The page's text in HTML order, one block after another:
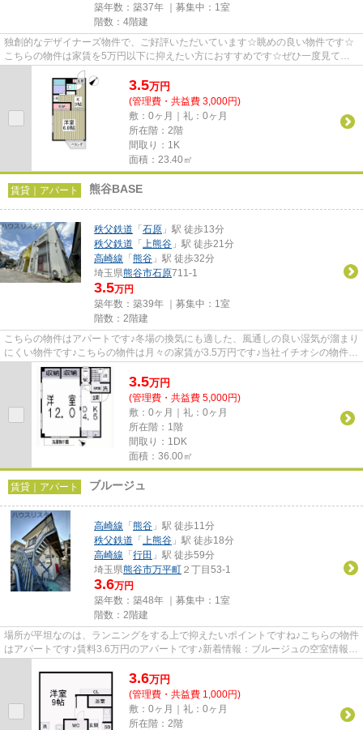
築年数：築37年 ｜募集中： 1室
階数：4階建
独創的なデザイナーズ物件で、ご好評いただいています☆眺めの良い物件です☆
こちらの物件は家賃を5万円以下に抑えたい方におすすめです☆ぜひ一度見てい
ただきたい、「日成マンション」...
3.5万円
(管理費・共益費 3,000円)
敷：0ヶ月｜礼：0ヶ月
所在階：2階
間取り：1K
面積：23.40㎡
賃貸｜アパート 熊谷BASE
秩父鉄道 「 石原 」駅 徒歩13分
秩父鉄道 「 上熊谷 」駅 徒歩21分
高崎線 「 熊谷 」駅 徒歩32分
埼玉県熊谷市石原711-1
3.5万円
築年数：築39年 ｜募集中： 1室
階数：2階建
こちらの物件はアパートです♪冬場の換気にも適した、風通しの良い湿気が溜まり
にくい物件です♪こちらの物件は月々の家賃が3.5万円です♪当社イチオシの物件の
「熊谷BASE」♪ぜひ一度ご覧...
3.5万円
(管理費・共益費 5,000円)
敷：0ヶ月｜礼：0ヶ月
所在階：1階
間取り：1DK
面積：36.00㎡
賃貸｜アパート ブルージュ
高崎線 「 熊谷 」駅 徒歩11分
秩父鉄道 「 上熊谷 」駅 徒歩18分
高崎線 「 行田 」駅 徒歩59分
埼玉県熊谷市万平町 ２丁目53-1
3.6万円
築年数：築48年 ｜募集中： 1室
階数：2階建
場所が平坦なのは、ランニングをする上で抑えたいポイントですね♪こちらの物件
はアパートです♪賃料3.6万円のアパートです♪新着情報：ブルージュの空室情報な
3.6万円
(管理費・共益費 1,000円)
敷：0ヶ月｜礼：0ヶ月
所在階：2階